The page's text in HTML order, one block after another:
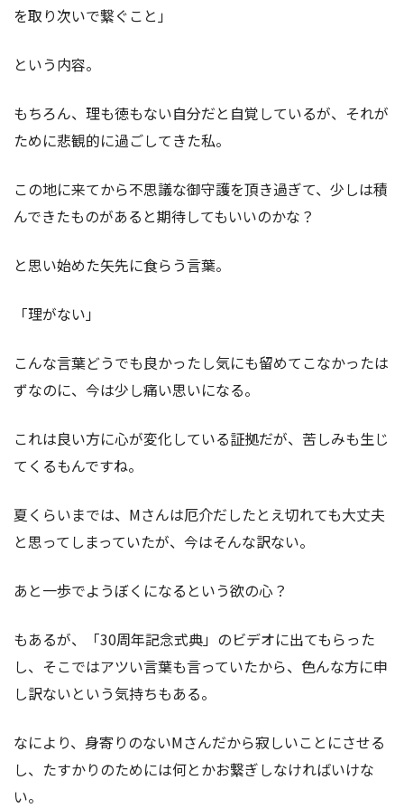
を取り次いで繋ぐこと」
という内容。
もちろん、理も徳もない自分だと自覚しているが、それが
ために悲観的に過ごしてきた私。
この地に来てから不思議な御守護を頂き過ぎて、少しは積
んできたものがあると期待してもいいのかな？
と思い始めた矢先に食らう言葉。
「理がない」
こんな言葉どうでも良かったし気にも留めてこなかったは
ずなのに、今は少し痛い思いになる。
これは良い方に心が変化している証拠だが、苦しみも生じ
てくるもんですね。
夏くらいまでは、Mさんは厄介だしたとえ切れても大丈夫
と思ってしまっていたが、今はそんな訳ない。
あと一歩でようぼくになるという欲の心？
もあるが、「30周年記念式典」のビデオに出てもらった
し、そこではアツい言葉も言っていたから、色んな方に申
し訳ないという気持ちもある。
なにより、身寄りのないMさんだから寂しいことにさせる
し、たすかりのためには何とかお繋ぎしなければいけな
い。